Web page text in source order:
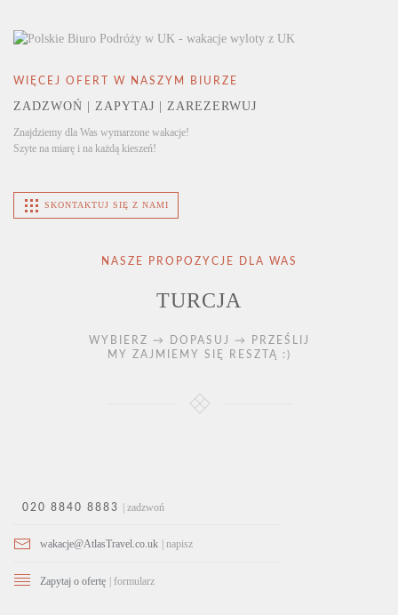
WIĘCEJ OFERT W NASZYM BIURZE
ZADZWOŃ | ZAPYTAJ | ZAREZERWUJ
Znajdziemy dla Was wymarzone wakacje!
Szyte na miarę i na każdą kieszeń!
SKONTAKTUJ SIĘ Z NAMI
NASZE PROPOZYCJE DLA WAS
TURCJA
WYBIERZ → DOPASUJ → PRZEŚLIJ
MY ZAJMIEMY SIĘ RESZTĄ :)
020 8840 8883 | zadzwoń
wakacje@AtlasTravel.co.uk | napisz
Zapytaj o ofertę | formularz